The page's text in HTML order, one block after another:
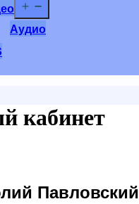
Аудио
кабинет
Павловский